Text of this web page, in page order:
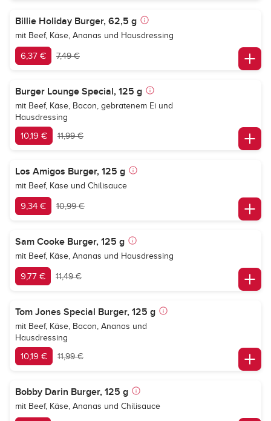
Billie Holiday Burger, 62,5 g
mit Beef, Käse, Ananas und Hausdressing
6,37 € 7,49 €
Burger Lounge Special, 125 g
mit Beef, Käse, Bacon, gebratenem Ei und
Hausdressing
10,19 € 11,99 €
Los Amigos Burger, 125 g
mit Beef, Käse und Chilisauce
9,34 € 10,99 €
Sam Cooke Burger, 125 g
mit Beef, Käse, Ananas und Hausdressing
9,77 € 11,49 €
Tom Jones Special Burger, 125 g
mit Beef, Käse, Bacon, Ananas und
Hausdressing
10,19 € 11,99 €
Bobby Darin Burger, 125 g
mit Beef, Käse, Ananas und Chilisauce